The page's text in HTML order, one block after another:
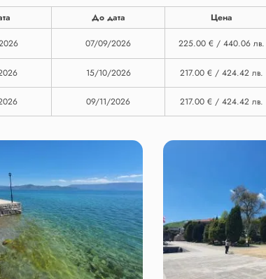
До дата Цена
07/09/2026 225.00 € / 440.06 лв.
15/10/2026 217.00 € / 424.42 лв.
09/11/2026 217.00 € / 424.42 лв.